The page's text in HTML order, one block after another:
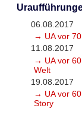
06.08.2017
→ UA vor
11.08.2017
→ UA vor
Welt
19.08.2017
→ UA vor
Story